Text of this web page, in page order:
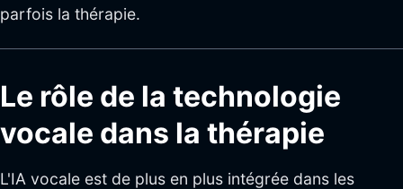
parfois la thérapie.
Le rôle de la technologie
vocale dans la thérapie
L'IA vocale est de plus en plus intégrée dans les